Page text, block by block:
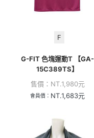
F
G-FIT 色塊運動T 【GA-
15C389TS】
售價： NT.1,980元
會員價： NT.1,683元